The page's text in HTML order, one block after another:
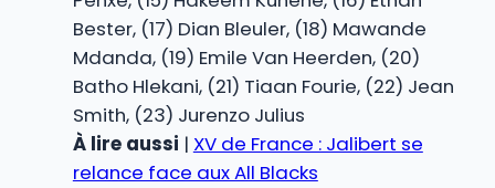
Bester, (17) Dian Bleuler, (18) Mawande
Mdanda, (19) Emile Van Heerden, (20)
Batho Hlekani, (21) Tiaan Fourie, (22) Jean
Smith, (23) Jurenzo Julius
À lire aussi | XV de France : Jalibert se
relance face aux All Blacks